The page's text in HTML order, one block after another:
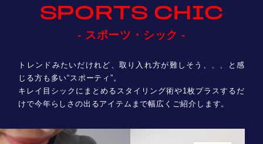
SPORTS CHIC
- スポーツ・シック -
トレンドみたいだけれど、取り入れ方が難しそう、、、と感
じる方も多い“スポーティ”。
キレイ目シックにまとめるスタイリング術や1枚プラスするだ
けで今年らしさの出るアイテムまで幅広くご紹介します。